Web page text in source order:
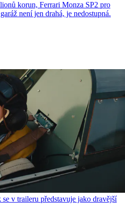
korun, Ferrari Monza SP2 pro
není jen drahá, je nedostupná.
v traileru představuje jako dravější